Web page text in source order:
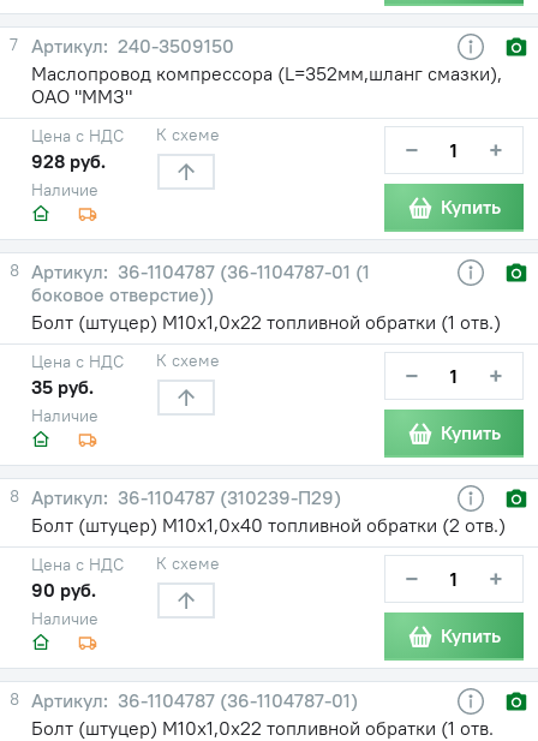
7
240-3509150
Маслопровод компрессора (L=352мм,шланг смазки),
ОАО "ММЗ"
Наличие
Цена с НДС
928 руб.
К схеме − +
Купить
8
36-1104787 (36-1104787-01 (1
боковое отверстие))
Болт (штуцер) М10х1,0х22 топливной обратки (1 отв.)
Наличие
Цена с НДС
35 руб.
К схеме − +
Купить
8
36-1104787 (310239-П29)
Болт (штуцер) М10х1,0х40 топливной обратки (2 отв.)
Наличие
Цена с НДС
90 руб.
К схеме − +
Купить
8
36-1104787 (36-1104787-01)
Болт (штуцер) М10х1,0х22 топливной обратки (1 отв.